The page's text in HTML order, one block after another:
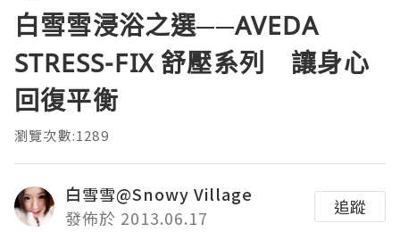
白雪雪浸浴之選──AVEDA
STRESS-FIX 舒壓系列 讓身心
回復平衡
瀏覽次數:1289
白雪雪@Snowy Village
發佈於 2013.06.17
追蹤